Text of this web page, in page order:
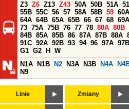
Z3 Z6 Z13 Z43 50A 50B 51A
55B 55C 56 57 58A 58B 59 60A
64A 64B 65A 65B 66 67 68 69A
73 75A 75B 76 77 78 80A 80B
84B 85A 85B 86 87A 87B 88A
91C 92A 92B 93 94 96 97A 97B
G1 G2 H
W
N1A
N1B N2 N3A N3B N4A
N9
Linie Zmiany